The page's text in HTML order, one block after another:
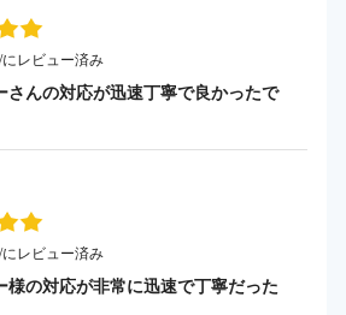
レビュー済み
さんの対応が迅速丁寧で良かったで
レビュー済み
様の対応が非常に迅速で丁寧だった